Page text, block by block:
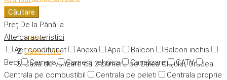
Căutare
Preț De la Până la
Alte caracteristici
Aer condiționat
Anexa Apa Balcon
Balcon inchis
Beci
Camara Camera tehnica Canalizare
CATV
Centrala pe combustibil
Centrala pe peleti
Centrala proprie
Home
Case / Vile
Casa de vanzare cu 3 camere pe Calea Clujului, Oradea